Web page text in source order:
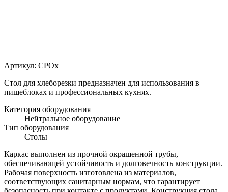
Артикул: СРОх
Стол для хлеборезки предназначен для использования в
пищеблоках и профессиональных кухнях.
Категория оборудования
Нейтральное оборудование
Тип оборудования
Столы
Каркас выполнен из прочной окрашенной трубы,
обеспечивающей устойчивость и долговечность конструкции.
Рабочая поверхность изготовлена из материалов,
соответствующих санитарным нормам, что гарантирует